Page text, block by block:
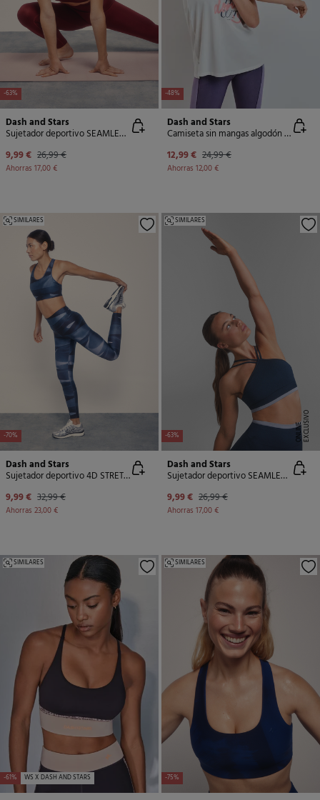
-63%
Dash and Stars
Sujetador deportivo SEAMLESS COMFORT burdeos
9,99 € 26,99 €
Ahorras 17,00 €
-48%
Dash and Stars
Camiseta sin mangas algodón blanco
12,99 € 24,99 €
Ahorras 12,00 €
-70%
SIMILARES
Dash and Stars
Sujetador deportivo 4D STRETCH estampado azul
9,99 € 32,99 €
Ahorras 23,00 €
-63% E
X
C
L
U
SI
V
O
O
N
LI
N
E
SIMILARES
Dash and Stars
Sujetador deportivo SEAMLESS COMFORT azul
9,99 € 26,99 €
Ahorras 17,00 €
-61% WS X DASH AND STARS
SIMILARES
-75%
SIMILARES